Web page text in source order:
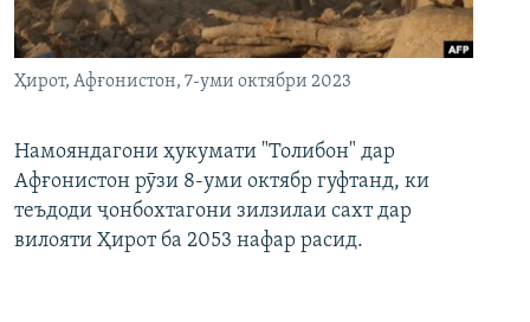
ГУЗОРИШҲОИ РАДИОӢ
Русский
Ҳирот, Афғонистон, 7-уми октябри 2023
Намояндагони ҳукумати "Толибон" дар
Афғонистон рӯзи 8-уми октябр гуфтанд, ки
теъдоди ҷонбохтагони зилзилаи сахт дар
вилояти Ҳирот ба 2053 нафар расид.